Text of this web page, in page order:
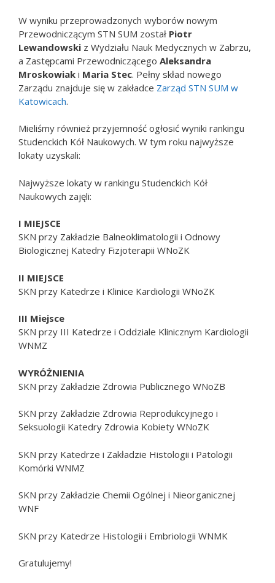
W wyniku przeprowadzonych wyborów nowym
Przewodniczącym STN SUM został Piotr
Lewandowski z Wydziału Nauk Medycznych w Zabrzu,
a Zastępcami Przewodniczącego Aleksandra
Mroskowiak i Maria Stec. Pełny skład nowego
Zarządu znajduje się w zakładce Zarząd STN SUM w
Katowicach.
Mieliśmy również przyjemność ogłosić wyniki rankingu
Studenckich Kół Naukowych. W tym roku najwyższe
lokaty uzyskali:
Najwyższe lokaty w rankingu Studenckich Kół
Naukowych zajęli:
I MIEJSCE
SKN przy Zakładzie Balneoklimatologii i Odnowy
Biologicznej Katedry Fizjoterapii WNoZK
II MIEJSCE
SKN przy Katedrze i Klinice Kardiologii WNoZK
III Miejsce
SKN przy III Katedrze i Oddziale Klinicznym Kardiologii
WNMZ
WYRÓŻNIENIA
SKN przy Zakładzie Zdrowia Publicznego WNoZB
SKN przy Zakładzie Zdrowia Reprodukcyjnego i
Seksuologii Katedry Zdrowia Kobiety WNoZK
SKN przy Katedrze i Zakładzie Histologii i Patologii
Komórki WNMZ
SKN przy Zakładzie Chemii Ogólnej i Nieorganicznej
WNF
SKN przy Katedrze Histologii i Embriologii WNMK
Gratulujemy!